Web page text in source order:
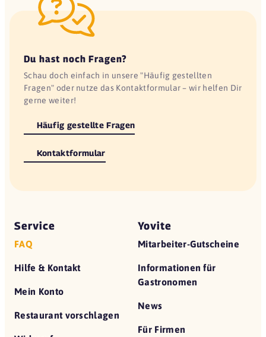
Du hast noch Fragen?
Schau doch einfach in unsere "Häufig gestellten
Fragen" oder nutze das Kontaktformular – wir helfen Dir
gerne weiter!
Häufig gestellte Fragen
Kontaktformular
Service
FAQ
Hilfe & Kontakt
Mein Konto
Restaurant vorschlagen
Yovite
Mitarbeiter-Gutscheine
Informationen für
Gastronomen
News
Für Firmen